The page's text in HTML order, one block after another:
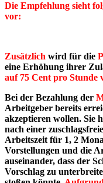
Die Empfehlung sieht
vor:
Zusätzlich wird für die
eine Erhöhung ihrer
auf 75 Cent pro Stunde
Bei der Bezahlung der
Arbeitgeber bereits
akzeptieren wollen. Sie
nach einer
Arbeitszeit für 1, 2
Vorstellungen und die
auseinander, dass der
Vorschlag zu